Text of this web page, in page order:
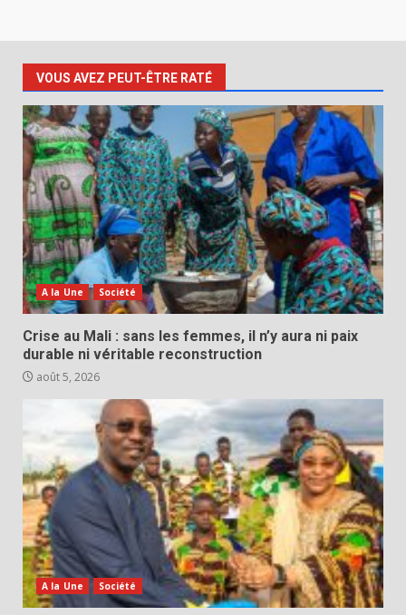
VOUS AVEZ PEUT-ÊTRE RATÉ
A la Une Société
Crise au Mali : sans les femmes, il n’y aura ni paix
durable ni véritable reconstruction
août 5, 2026
A la Une Société